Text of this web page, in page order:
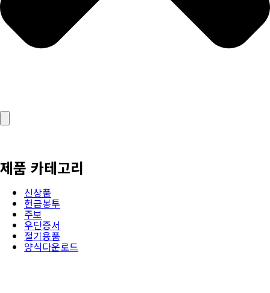
제품 카테고리
신상품
헌금봉투
주보
우단증서
절기용품
양식다운로드